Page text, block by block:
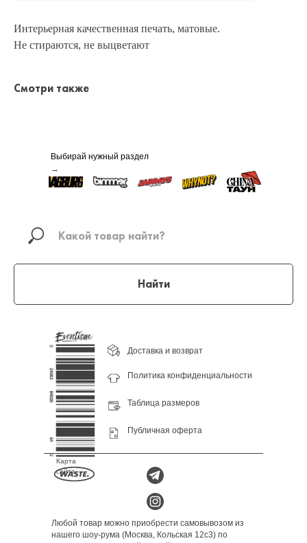
Интерьерная качественная печать, матовые.
Не стираются, не выцветают
Смотри также
Выбирай нужный раздел
→
Найти
Доставка и возврат
Политика конфиденциальности
Публичная оферта
Таблица размеров
Любой товар можно приобрести самовывозом из
нашего шоу-рума (Москва, Кольская 12с3) по
Карта
сайта